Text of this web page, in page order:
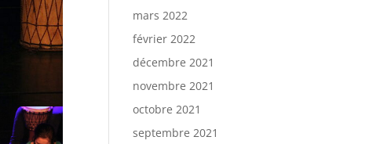
mars 2022
février 2022
décembre 2021
novembre 2021
octobre 2021
septembre 2021